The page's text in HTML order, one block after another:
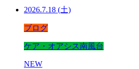
2026.7.18 (土)
ブログ
ケア・オアシス南風台
NEW